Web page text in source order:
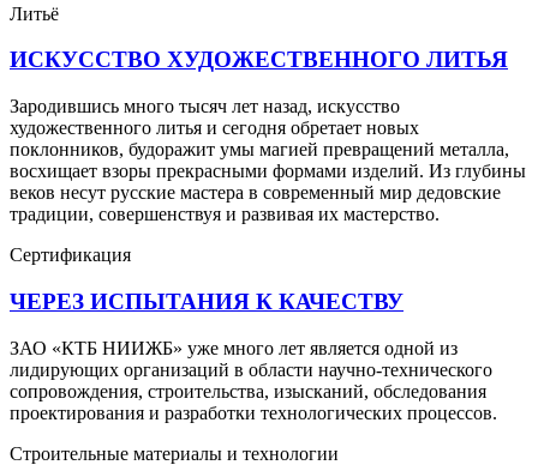
Литьё
ИСКУССТВО ХУДОЖЕСТВЕННОГО ЛИТЬЯ
Зародившись много тысяч лет назад, искусство
художественного литья и сегодня обретает новых
поклонников, будоражит умы магией превращений металла,
восхищает взоры прекрасными формами изделий. Из глубины
веков несут русские мастера в современный мир дедовские
традиции, совершенствуя и развивая их мастерство.
Сертификация
ЧЕРЕЗ ИСПЫТАНИЯ К КАЧЕСТВУ
ЗАО «КТБ НИИЖБ» уже много лет является одной из
лидирующих организаций в области научно-технического
сопровождения, строительства, изысканий, обследования
проектирования и разработки технологических процессов.
Строительные материалы и технологии